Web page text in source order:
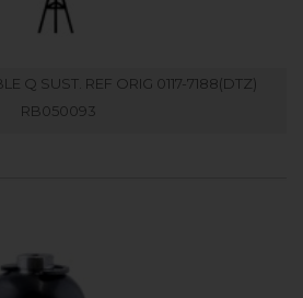
Q SUST. REF ORIG 0117-7188(DTZ)
RB050093